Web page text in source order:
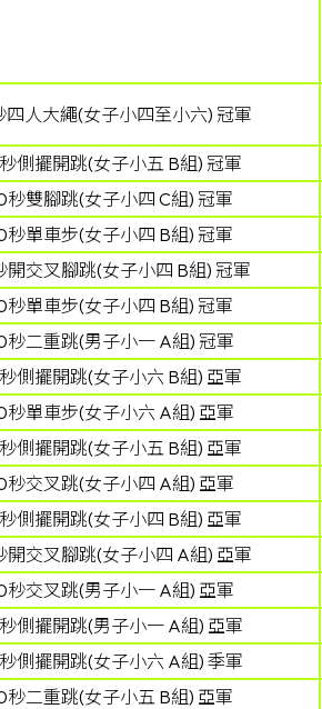
四人大繩(女子小四至小六) 冠軍
側擺開跳(女子小五 B組) 冠軍
秒雙腳跳(女子小四 C組) 冠軍
秒單車步(女子小四 B組) 冠軍
開交叉腳跳(女子小四 B組) 冠軍
秒單車步(女子小四 B組) 冠軍
秒二重跳(男子小一 A組) 冠軍
側擺開跳(女子小六 B組) 亞軍
秒單車步(女子小六 A組) 亞軍
側擺開跳(女子小五 B組) 亞軍
秒交叉跳(女子小四 A組) 亞軍
側擺開跳(女子小四 B組) 亞軍
開交叉腳跳(女子小四 A組) 亞軍
秒交叉跳(男子小一 A組) 亞軍
側擺開跳(男子小一 A組) 亞軍
側擺開跳(女子小六 A組) 季軍
秒二重跳(女子小五 B組) 亞軍